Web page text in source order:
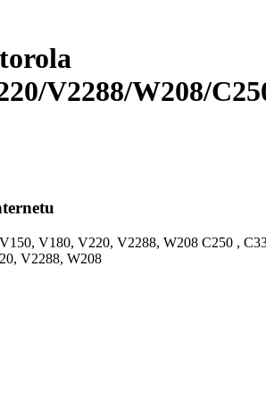
V2288/W208/
V180, V220, V2288, W208 C250 ,
V2288, W208